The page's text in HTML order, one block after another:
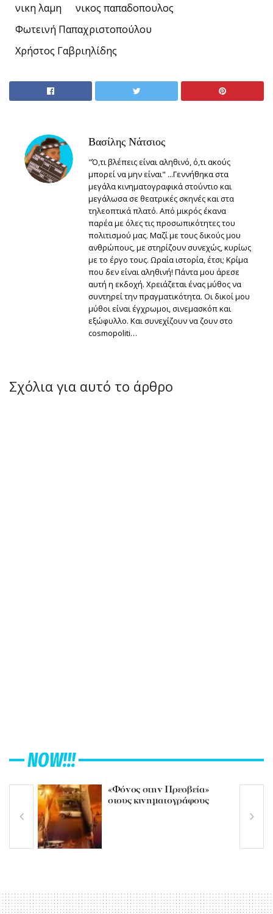
νικη λαμη
νικος παπαδοπουλος
Φωτεινή Παπαχριστοπούλου
Χρήστος Γαβριηλίδης
Βασίλης Νάτσιος
"Ό,τι βλέπεις είναι αληθινό, ό,τι ακούς
μπορεί να μην είναι" ...Γεννήθηκα στα
μεγάλα κινηματογραφικά στούντιο και
μεγάλωσα σε θεατρικές σκηνές και στα
τηλεοπτικά πλατό. Από μικρός έκανα
παρέα με όλες τις προσωπικότητες του
πολιτισμού μας. Μαζί με τους δικούς μου
ανθρώπους, με στηρίζουν συνεχώς, κυρίως
με το έργο τους. Ωραία ιστορία, έτσι; Κρίμα
που δεν είναι αληθινή! Πάντα μου άρεσε
αυτή η εκδοχή. Χρειάζεται ένας μύθος να
συντηρεί την πραγματικότητα. Οι δικοί μου
μύθοι είναι έγχρωμοι, σινεμασκόπ και
εξώφυλλο. Και συνεχίζουν να ζουν στο
cosmopoliti…
Σχόλια για αυτό το άρθρο
NOW!!!
«Φόνος στην Πρεσβεία»
στους κινηματογράφους